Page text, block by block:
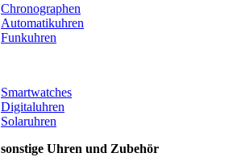
Chronographen
Automatikuhren
Funkuhren
Smartwatches
Digitaluhren
Solaruhren
sonstige Uhren und Zubehör